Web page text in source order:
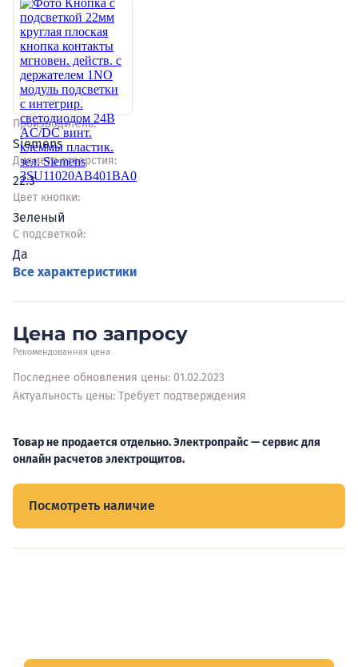
Производитель:
Siemens
Диаметр отверстия:
22.3
Цвет кнопки:
Зеленый
С подсветкой:
Да
Все характеристики
Цена по запросу
Рекомендованная цена
Последнее обновления цены: 01.02.2023
Актуальность цены: Требует подтверждения
Товар не продается отдельно. Электропрайс — сервис для
онлайн расчетов электрощитов.
Посмотреть наличие